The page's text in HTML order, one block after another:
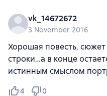
vk_14672672
3 November 2016
Хорошая повесть,
строки…а в конце
истинным смыслом
4 0